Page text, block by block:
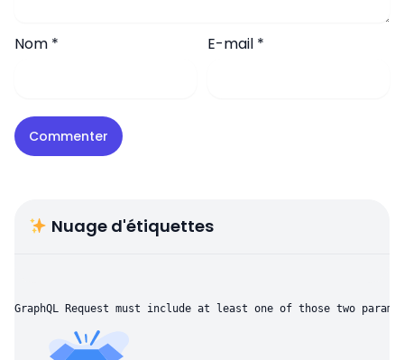
Nom * E-mail *
Nuage d'étiquettes
GraphQL Request must include at least one of those two